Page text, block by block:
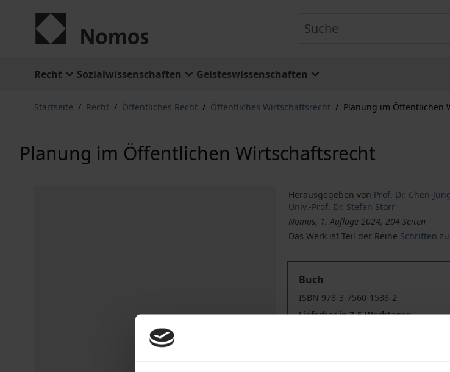
Recht Sozialwissenschaften Geisteswissenschaften
Startseite / Recht / Öffentliches Recht / Öffentliches Wirtschaftsrecht / Planung im Öffentlichen
Planung im Öffentlichen Wirtschaftsrecht
Herausgegeben von Prof. Dr. Chen-
Univ.-Prof. Dr. Stefan Storr
Nomos, 1. Auflage 2024, 204 Seiten
Das Werk ist Teil der Reihe Schriften
Buch
ISBN 978-3-7560-1538-2
Lieferbar in 3-5 Werktagen
Preisangaben inkl. MwSt. Abhängig